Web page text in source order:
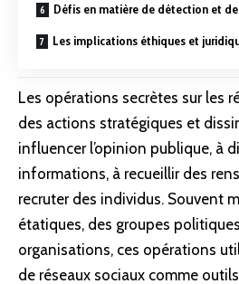
Défis en matière de détection et
Les implications éthiques et
Les opérations secrètes sur les
des actions stratégiques et
influencer l’opinion publique, à
informations, à recueillir des
recruter des individus. Souvent
étatiques, des groupes
organisations, ces opérations
de réseaux sociaux comme